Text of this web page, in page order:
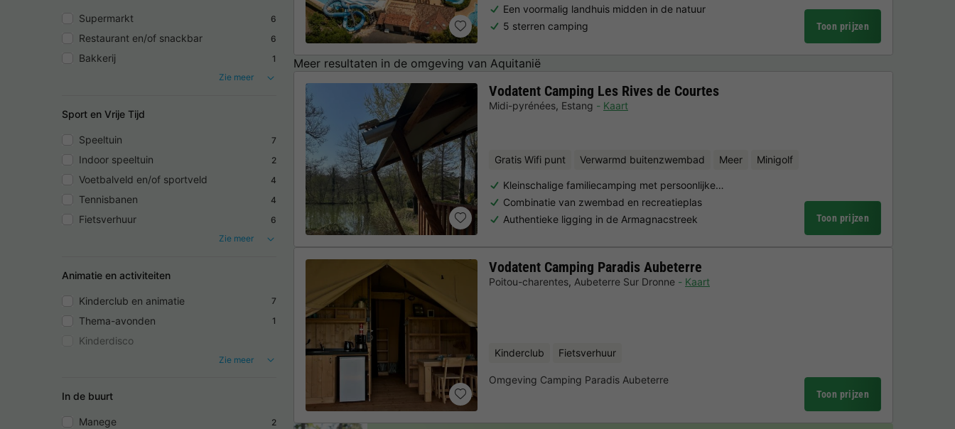
Supermarkt 6
Restaurant en/of snackbar 6
Bakkerij
1
Zie meer
Sport en Vrije Tijd
Speeltuin 7
Indoor speeltuin 2
Voetbalveld en/of sportveld 4
Tennisbanen 4
Fietsverhuur
6
Zie meer
Animatie en activiteiten
Kinderclub en animatie 7
Thema-avonden 1
Kinderdisco
Zie meer
In de buurt
Manege 2
Een voormalig landhuis midden in de natuur
5 sterren camping
Toon prijzen
Meer resultaten in de omgeving van Aquitanië
Vodatent Camping Les Rives de Courtes
Midi-pyrénées, Estang Kaart
Gratis Wifi punt Verwarmd buitenzwembad Meer Minigolf
Kleinschalige familiecamping met persoonlijke…
Combinatie van zwembad en recreatieplas
Authentieke ligging in de Armagnacstreek
Toon prijzen
Vodatent Camping Paradis Aubeterre
Poitou-charentes, Aubeterre Sur Dronne Kaart
Kinderclub Fietsverhuur
Omgeving Camping Paradis Aubeterre
Toon prijzen